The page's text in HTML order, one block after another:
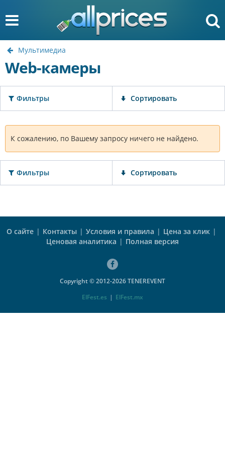
Мультимедиа
Web-камеры
Фильтры Сортировать
К сожалению, по Вашему запросу ничего не найдено.
Фильтры Сортировать
О сайте | Контакты | Условия и правила | Цена за клик |
Ценовая аналитика | Полная версия
Copyright © 2012-2026 TENEREVENT
ElFest.es | ElFest.mx